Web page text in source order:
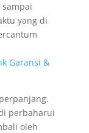
yang di
Garansi &
perbaharui
oleh